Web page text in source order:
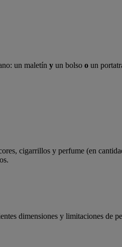
un maletín y un bolso o un
cigarrillos y perfume (en
dimensiones y limitaciones de